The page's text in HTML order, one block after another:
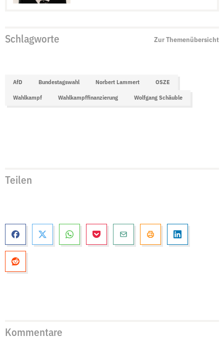
Schlagworte Zur Themenübersicht
AfD Bundestagswahl Norbert Lammert OSZE
Wahlkampf Wahlkampffinanzierung Wolfgang Schäuble
Teilen
Kommentare